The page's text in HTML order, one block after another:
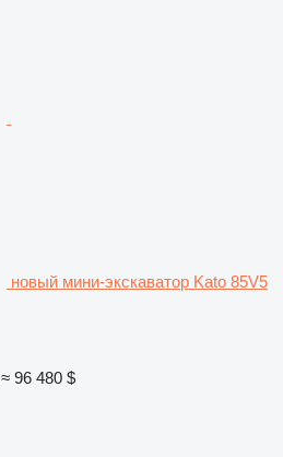
новый мини-экскаватор Kato 85V5
≈ 96 480 $